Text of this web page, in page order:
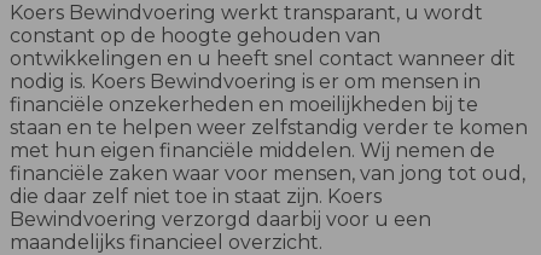
Koers Bewindvoering werkt transparant, u wordt
constant op de hoogte gehouden van
ontwikkelingen en u heeft snel contact wanneer dit
nodig is. Koers Bewindvoering is er om mensen in
financiële onzekerheden en moeilijkheden bij te
staan en te helpen weer zelfstandig verder te komen
met hun eigen financiële middelen. Wij nemen de
financiële zaken waar voor mensen, van jong tot oud,
die daar zelf niet toe in staat zijn. Koers
Bewindvoering verzorgd daarbij voor u een
maandelijks financieel overzicht.